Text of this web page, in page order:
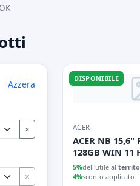
Azzera
×
×
DISPONIBILE
ACER
ACER NB 15,6"
128GB WIN 11
5%dell'utile al
4%sconto applicato